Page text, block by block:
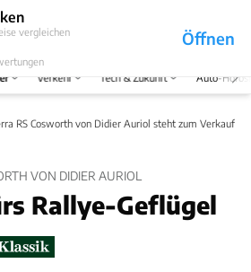
vergleichen Öffnen
Abo
Menü
Verkehr Tech & Zukunft Auto-
RS Cosworth von Didier Auriol steht zum Verkauf
VON DIDIER AURIOL
Rallye-Geflügel